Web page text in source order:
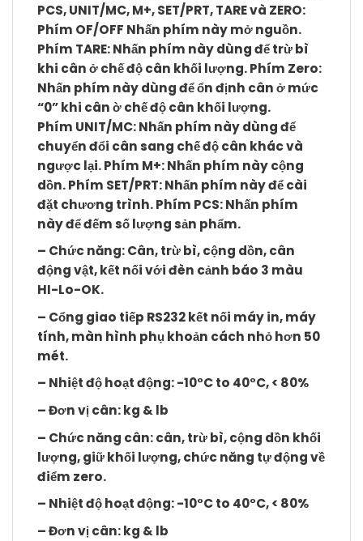
PCS, UNIT/MC, M+, SET/PRT, TARE và ZERO:
Phím OF/OFF Nhấn phím này mở nguồn.
Phím TARE: Nhấn phím này dùng để trừ bì
khi cân ở chế độ cân khối lượng. Phím Zero:
Nhấn phím này dùng để ổn định cân ở mức
“0” khi cân ờ chế độ cân khối lượng.
Phím UNIT/MC: Nhấn phím này dùng để
chuyển đổi cân sang chế độ cân khác và
ngược lại. Phím M+: Nhấn phím này cộng
dồn. Phím SET/PRT: Nhấn phím này để cài
đặt chương trình. Phím PCS:Nhấn phím
này để đếm số lượng sản phẩm.
– Chức năng: Cân, trừ bì, cộng dồn, cân
động vật, kết nối với đèn cảnh báo 3 màu
HI-Lo-OK.
– Cổng giao tiếp RS232 kết nối máy in, máy
tính, màn hình phụ khoản cách nhỏ hơn 50
mét.
– Nhiệt độ hoạt động: -10°C to 40°C, < 80%
– Đơn vị cân: kg & lb
– Chức năng cân: cân, trừ bì, cộng dồn khối
lượng, giữ khối lượng, chức năng tự động về
điểm zero.
– Nhiệt độ hoạt động: -10°C to 40°C, < 80%
– Đơn vị cân: kg & lb